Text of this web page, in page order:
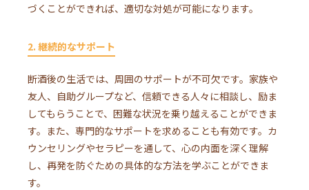
づくことができれば、適切な対処が可能になります。
2. 継続的なサポート
断酒後の生活では、周囲のサポートが不可欠です。家族や
友人、自助グループなど、信頼できる人々に相談し、励ま
してもらうことで、困難な状況を乗り越えることができま
す。また、専門的なサポートを求めることも有効です。カ
ウンセリングやセラピーを通して、心の内面を深く理解
し、再発を防ぐための具体的な方法を学ぶことができま
す。